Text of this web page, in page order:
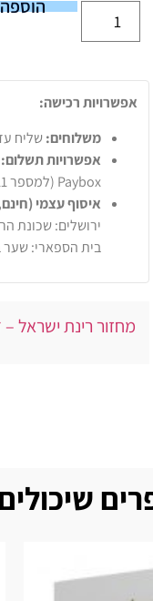
אפשרויות רכישה:
משלוחים:שליח עד הבית
אפשרויות תשלום:
Paybox (למספר 054-6718711 בצירוף מספר הזמנה).
איסוף עצמי
ירושלים: שכונת
בית הספארי: שער
מחזור רינת ישראל –